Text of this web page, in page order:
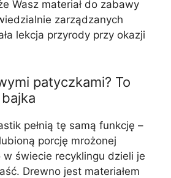
Wasz materiał do zabawy
zarządzanych
lekcja przyrody przy okazji
patyczkami? To
pełnią tę samą funkcję –
porcję mrożonej
w świecie recyklingu dzieli je
Drewno jest materiałem